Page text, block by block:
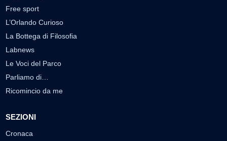
Free sport
L’Orlando Curioso
La Bottega di Filosofia
Labnews
Le Voci del Parco
Parliamo di…
Ricomincio da me
SEZIONI
Cronaca